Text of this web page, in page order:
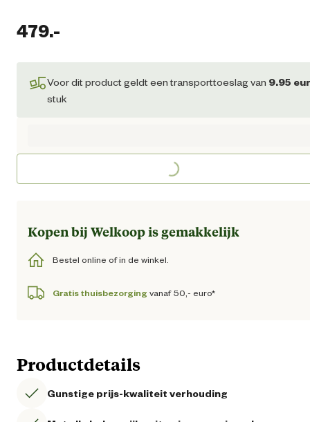
479.-
Huidige prijs € 479,00
Voor dit product geldt een transporttoeslag van 9.95
stuk
Loading...
Kopen bij Welkoop is gemakkelijk
Bestel online of in de winkel.
Gratis thuisbezorging vanaf 50,- euro*
Productdetails
Gunstige prijs-kwaliteit verhouding